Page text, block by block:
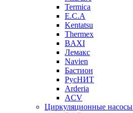
Termica
E.C.A
Kentatsu
Thermex
BAXI
Лемакс
Navien
Бастион
РусНИТ
Arderia
ACV
Циркуляционные насосы